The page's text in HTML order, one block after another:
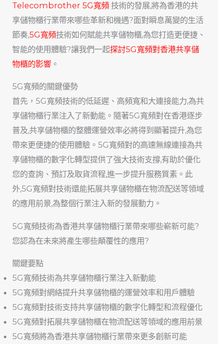
Telecombrother 5G寬頻 技術的發展,將為香港的共
享儲物櫃行業帶來哪些革新和機遇?面對瞬息萬變的生活
節奏,5G寬頻技術如何賦能共享儲物櫃,為您打造更便捷、
智能的使用體驗?讓我們一起探討5G寬頻對香港共享儲
物櫃的影響 。
5G寬頻的關鍵優勢
首先，5G寬頻技術的低延遲、高頻寬和大連接能力,為共
享儲物櫃行業注入了新動能。隨著5G寬頻對在香港逐步
普及,共享儲物櫃的整體運營效率必將得到顯著提升,為您
帶來更便捷的使用體驗。5G寬頻對的高速無線連接為共
享儲物櫃的數字化轉型提供了強大技術支撐,有助於優化
您的查詢、預訂及取貨流程,進一步提升服務質素。此
外,5G寬頻對技術還能拓展共享儲物櫃在物流配送等領域
的應用前景,為整個行業注入新的發展動力。
5G寬頻技術為香港共享儲物櫃行業帶來哪些嶄新可能?
您認為在未來將產生哪些顛覆性的應用?
關鍵要點
5G寬頻技術為共享儲物櫃行業注入新動能
5G寬頻對網絡提升共享儲物櫃的運營效率和用戶體驗
5G寬頻對技術支持共享儲物櫃的數字化轉型和流程優化
5G寬頻對拓展共享儲物櫃在物流配送等領域的應用前景
5G寬頻將為香港共享儲物櫃行業帶來更多創新可能